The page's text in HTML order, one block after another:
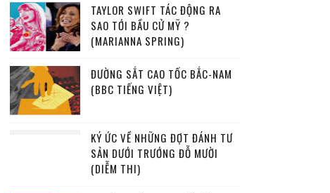
TAYLOR SWIFT TÁC ĐỘNG RA
SAO TỚI BẦU CỬ MỸ ?
(MARIANNA SPRING)
ĐƯỜNG SẮT CAO TỐC BẮC-NAM
(BBC TIẾNG VIỆT)
KÝ ỨC VỀ NHỮNG ĐỢT ĐÁNH TƯ
SẢN DƯỚI TRƯỚNG ĐỖ MƯỜI
(DIỄM THI)